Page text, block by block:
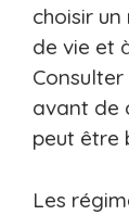
choisir
de vie et
avant de
peut être
Les